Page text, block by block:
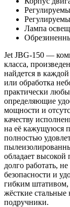
Лампа
Jet JBG-150 —
класса,
найдется в каждой
или обработка
практически
определяющие
мощности и
качеству
на её кажущуюся
полностью
обладает
долго работать,
безопасности и
гибким штативом,
жёсткие
подручники.